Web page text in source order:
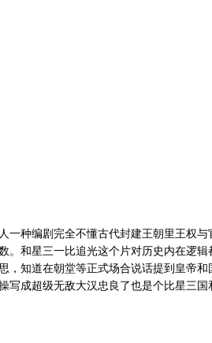
种编剧完全不懂古代封建王朝里王权
和星三一比追光这个片对历史内在逻
知道在朝堂等正式场合说话提到皇帝
成超级无敌大汉忠良了也是个比星三